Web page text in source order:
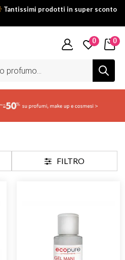
Tantissimi prodotti in super sconto
beauty nella sezione saldi: il
saldo!Clicca qui
0 0
FILTRO